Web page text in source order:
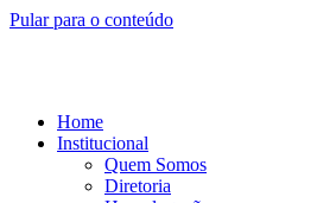
Pular para o conteúdo
Home
Institucional
Quem Somos
Diretoria